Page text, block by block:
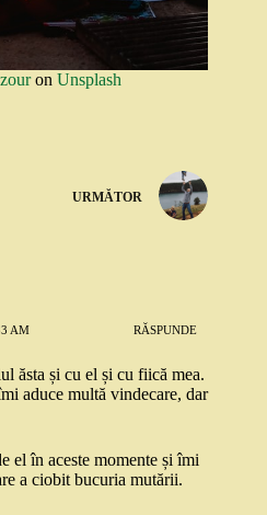
on Unsplash
URMĂTOR
AM RĂSPUNDE
ăsta și cu el și cu fiică mea.
aduce multă vindecare, dar
el în aceste momente și îmi
a ciobit bucuria mutării.